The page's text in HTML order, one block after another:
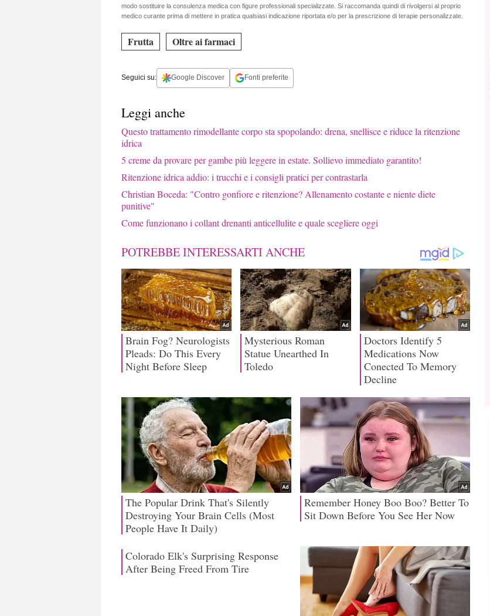
modo sostituire la consulenza medica con figure professionali specializzate. Si raccomanda quindi di rivolgersi al proprio
medico curante prima di mettere in pratica qualsiasi indicazione riportata e/o per la prescrizione di terapie personalizzate.
Frutta Oltre ai farmaci
Seguici su: Google Discover Fonti preferite
Leggi anche
Questo trattamento rimodellante corpo sta spopolando: drena, snellisce e riduce la ritenzione
idrica
5 creme da provare per gambe più leggere in estate. Sollievo immediato garantito!
Ritenzione idrica addio: i trucchi e i consigli pratici per contrastarla
Christian Boceda: "Contro gonfiore e ritenzione? Allenamento costante e niente diete
punitive"
Come funzionano i collant drenanti anticellulite e quale scegliere oggi